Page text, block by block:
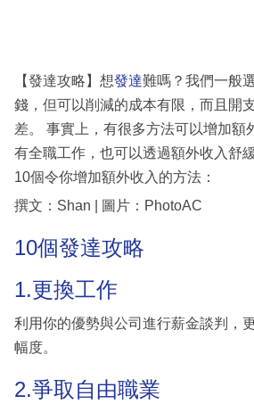
區
【發達攻略】想發達難嗎？我們一般
錢，但可以削減的成本有限，而且開
差。 事實上，有很多方法可以增加額
有全職工作，也可以透過額外收入舒
10個令你增加額外收入的方法：
撰文：Shan | 圖片：PhotoAC
10個發達攻略
1.更換工作
利用你的優勢與公司進行薪金談判，
幅度。
2.爭取自由職業